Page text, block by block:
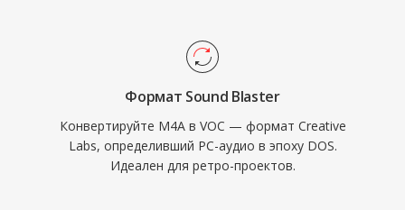
освобождая процессор в эпоху, когда
каждый такт был на счету. Формат широко
использовался в DOS-играх от id Software,
Sierra и LucasArts. С распространением
Windows и формата WAV VOC постепенно
вышел из массового использования, однако
Формат Sound Blaster
Конвертируйте M4A в VOC — формат Creative
Labs, определивший PC-аудио в эпоху DOS.
Идеален для ретро-проектов.